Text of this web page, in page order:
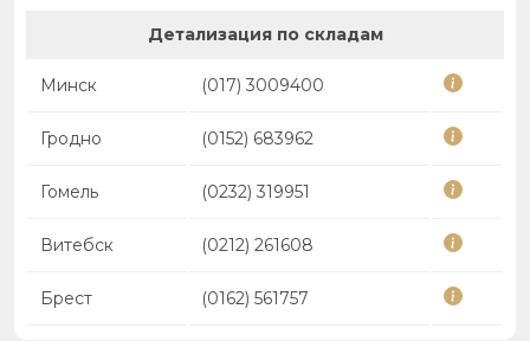
Детализация по складам
Минск (017) 3009400
Гродно (0152) 683962
Гомель (0232) 319951
Витебск (0212) 261608
Брест (0162) 561757